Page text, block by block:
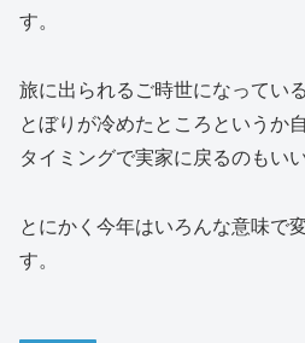
す。
旅に出られるご時世になってい
とぼりが冷めたところというか
タイミングで実家に戻るのもい
とにかく今年はいろんな意味で
す。